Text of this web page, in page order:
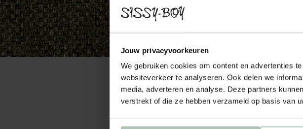
Jouw privacyvoorkeuren
We gebruiken cookies om content en advertenties
websiteverkeer te analyseren. Ook delen we
media, adverteren en analyse. Deze partners
verstrekt of die ze hebben verzameld op basis van